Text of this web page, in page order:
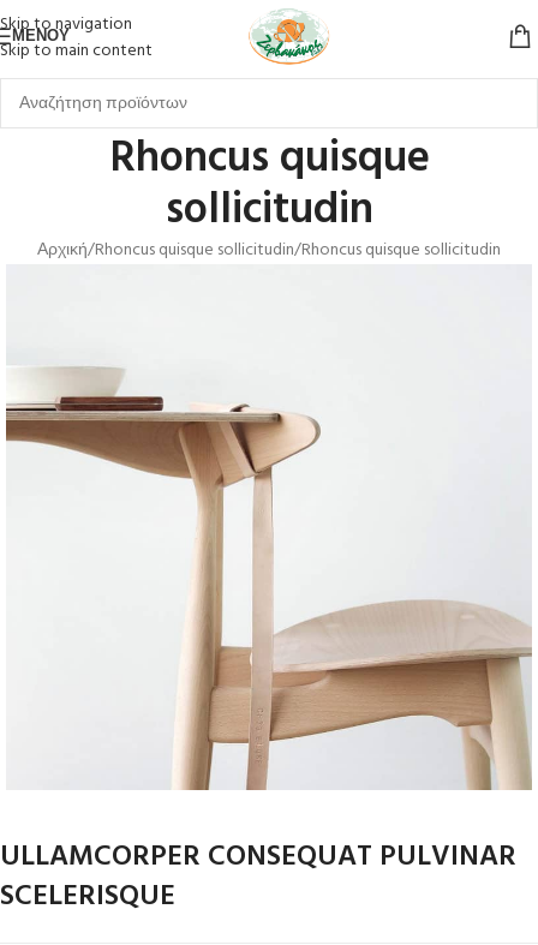
Skip to navigation
Skip to main content
ΜΕΝΟΎ
Rhoncus quisque
sollicitudin
Αρχική Rhoncus quisque sollicitudin Rhoncus quisque sollicitudin
ULLAMCORPER CONSEQUAT PULVINAR
SCELERISQUE